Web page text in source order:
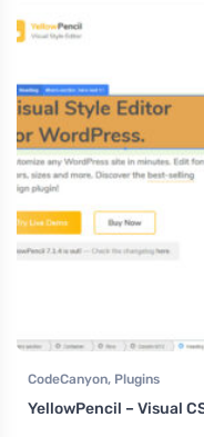
CodeCanyon, Plugins
YellowPencil – Visual